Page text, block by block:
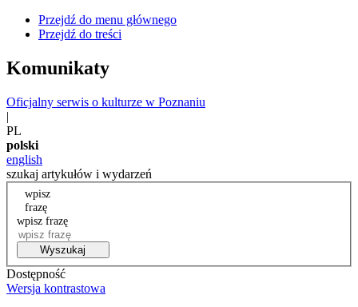
Przejdź do menu głównego
Przejdź do treści
Komunikaty
Oficjalny serwis o kulturze w Poznaniu
|
PL
polski
english
szukaj artykułów i wydarzeń
wpisz
frazę
wpisz frazę
Wyszukaj
Dostępność
Wersja kontrastowa